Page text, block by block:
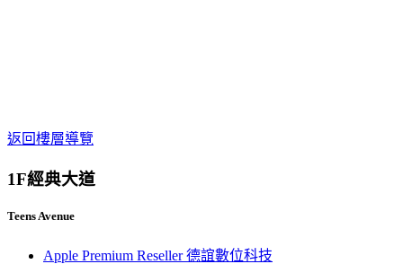
返回樓層導覽
1F經典大道
Teens Avenue
Apple Premium Reseller 德誼數位科技